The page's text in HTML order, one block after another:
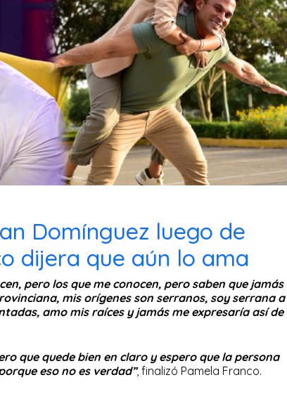
Domínguez luego de
dijera que aún lo ama
pero los que me conocen, pero saben que jamás
mis orígenes son serranos, soy serrana a
amo mis raíces y jamás me expresaría así de
que quede bien en claro y espero que la persona
eso no es verdad”, finalizó Pamela Franco.